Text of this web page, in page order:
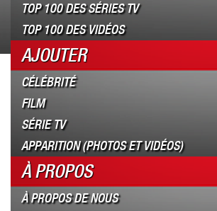
TOP 100 DES SÉRIES TV
TOP 100 DES VIDÉOS
AJOUTER
CÉLÉBRITÉ
FILM
SÉRIE TV
APPARITION (PHOTOS ET VIDÉOS)
À PROPOS
À PROPOS DE NOUS